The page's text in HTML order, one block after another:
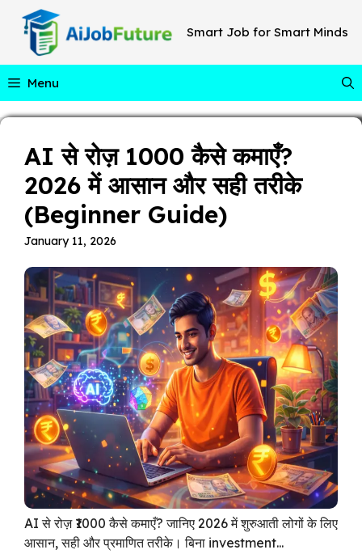
content
Smart Job for Smart Minds
Menu
AI से रोज़ ₹1000 कैसे कमाएँ?
2026 में आसान और सही तरीके
(Beginner Guide)
January 11, 2026
AI से रोज़ ₹1000 कैसे कमाएँ? जानिए 2026 में शुरुआती लोगों के लिए
आसान, सही और प्रमाणित तरीके। बिना investment...